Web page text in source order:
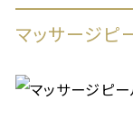
マッサージピ